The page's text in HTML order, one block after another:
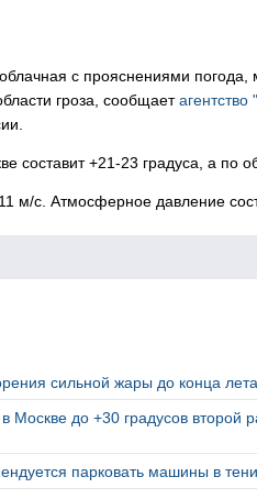
с прояснениями
гроза, сообщаетагентство
составит +21-23 градуса, а по
м/c. Атмосферное давление
сильной жары до конца
Москве до +30 градусов второй
парковать машины в